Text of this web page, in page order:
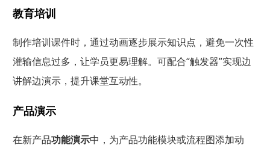
教育培训
制作培训课件时，通过动画逐步展示知识点，避免一次性
灌输信息过多，让学员更易理解。可配合“触发器”实现边
讲解边演示，提升课堂互动性。
产品演示
在新产品功能演示中，为产品功能模块或流程图添加动